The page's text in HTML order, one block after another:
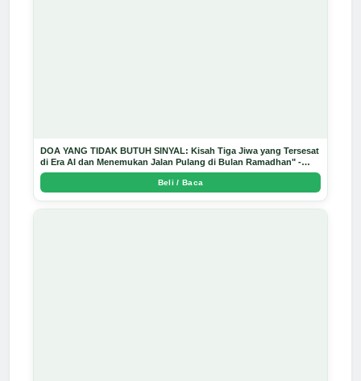
DOA YANG TIDAK BUTUH SINYAL: Kisah Tiga Jiwa yang Tersesat
di Era AI dan Menemukan Jalan Pulang di Bulan Ramadhan" -
Arda Dinata
Beli / Baca